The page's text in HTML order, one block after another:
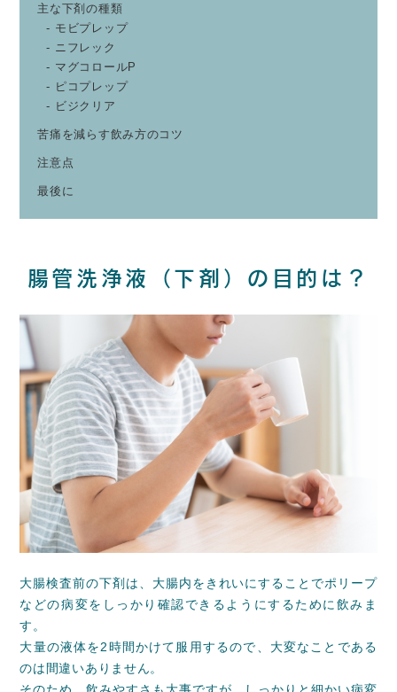
主な下剤の種類
モビプレップ
ニフレック
マグコロールP
ピコプレップ
ビジクリア
苦痛を減らす飲み方のコツ
注意点
最後に
腸管洗浄液（下剤）の目的は？
大腸検査前の下剤は、大腸内をきれいにすることでポリープ
などの病変をしっかり確認できるようにするために飲みま
す。
大量の液体を2時間かけて服用するので、大変なことである
のは間違いありません。